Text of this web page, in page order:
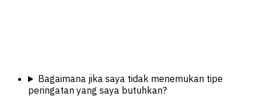
Bagaimana jika saya tidak menemukan tipe
peringatan yang saya butuhkan?